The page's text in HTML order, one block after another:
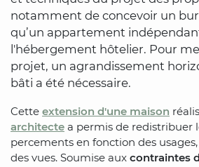
notamment de concevoir un
qu’un appartement
l'hébergement hôtelier. Pour
projet, un agrandissement
bâti a été nécessaire.
Cette extension d'une maison
architecte a permis de redistribuer
percements en fonction des
des vues. Soumise aux contraintes